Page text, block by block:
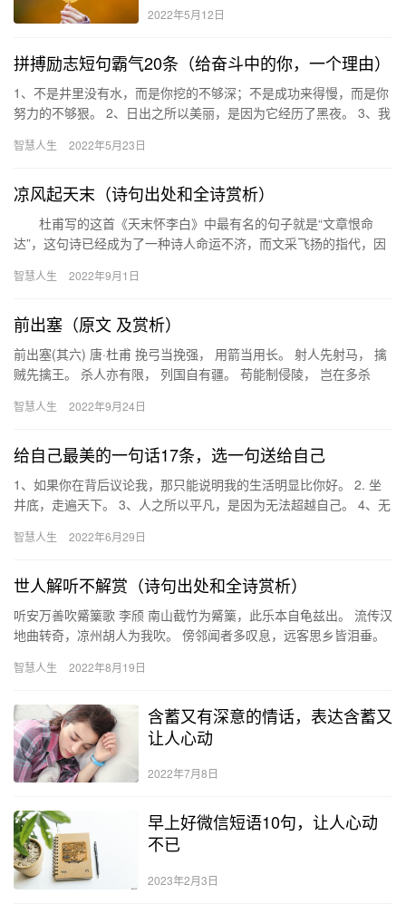
2022年5月12日
拼搏励志短句霸气20条（给奋斗中的你，一个理由）
1、不是井里没有水，而是你挖的不够深；不是成功来得慢，而是你
努力的不够狠。 2、日出之所以美丽，是因为它经历了黑夜。 3、我
智慧人生 2022年5月23日
凉风起天末（诗句出处和全诗赏析）
杜甫写的这首《天末怀李白》中最有名的句子就是“文章恨命
达”，这句诗已经成为了一种诗人命运不济，而文采飞扬的指代，因
波…
智慧人生 2022年9月1日
前出塞（原文 及赏析）
前出塞(其六) 唐·杜甫 挽弓当挽强， 用箭当用长。 射人先射马， 擒
贼先擒王。 杀人亦有限， 列国自有疆。 苟能制侵陵， 岂在多杀
智慧人生 2022年9月24日
给自己最美的一句话17条，选一句送给自己
1、如果你在背后议论我，那只能说明我的生活明显比你好。 2. 坐
井底，走遍天下。 3、人之所以平凡，是因为无法超越自己。 4、无
智慧人生 2022年6月29日
世人解听不解赏（诗句出处和全诗赏析）
听安万善吹觱篥歌 李颀 南山截竹为觱篥，此乐本自龟兹出。 流传汉
地曲转奇，凉州胡人为我吹。 傍邻闻者多叹息，远客思乡皆泪垂。
智慧人生 2022年8月19日
含蓄又有深意的情话，表达含蓄又
让人心动
2022年7月8日
早上好微信短语10句，让人心动
不已
2023年2月3日